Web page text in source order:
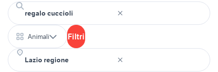
Animali Filtri